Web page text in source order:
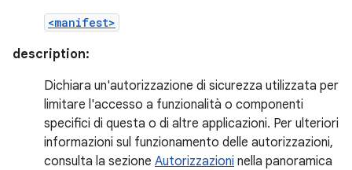
<manifest>
description:
Dichiara un'autorizzazione di sicurezza utilizzata per
limitare l'accesso a funzionalità o componenti
specifici di questa o di altre applicazioni. Per ulteriori
informazioni sul funzionamento delle autorizzazioni,
consulta la sezione Autorizzazioni nella panoramica